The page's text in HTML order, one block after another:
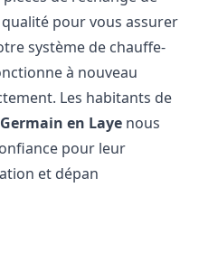
pour vous assurer
système de chauffe-
à nouveau
Les habitants de
en Laye nous
pour leur
et dépan